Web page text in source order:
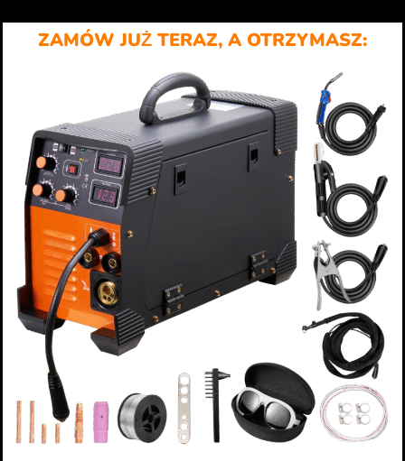
ZAMÓW JUŻ TERAZ, A OTRZYMASZ: